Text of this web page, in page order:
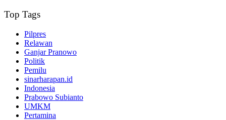
Top Tags
Pilpres
Relawan
Ganjar Pranowo
Politik
Pemilu
sinarharapan.id
Indonesia
Prabowo Subianto
UMKM
Pertamina